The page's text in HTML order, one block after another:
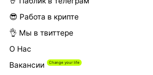
😎 Работа в крипте
👌 Мы в твиттере
О Нас
Вакансии